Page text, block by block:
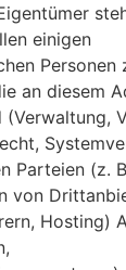
-
Anzeige
2.8 in
TFT
240 x
256K
und
mAh
einigen
Personen
an diesem
Parteien (z.
von
Hosting)